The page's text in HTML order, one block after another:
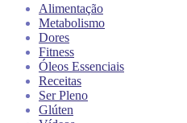
Alimentação
Metabolismo
Dores
Fitness
Óleos Essenciais
Receitas
Ser Pleno
Glúten